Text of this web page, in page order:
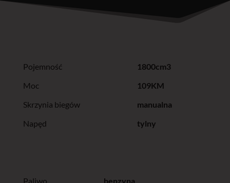
Pojemność
1800cm3
Moc
109KM
Skrzynia biegów
manualna
Napęd
tylny
Paliwo
benzyna